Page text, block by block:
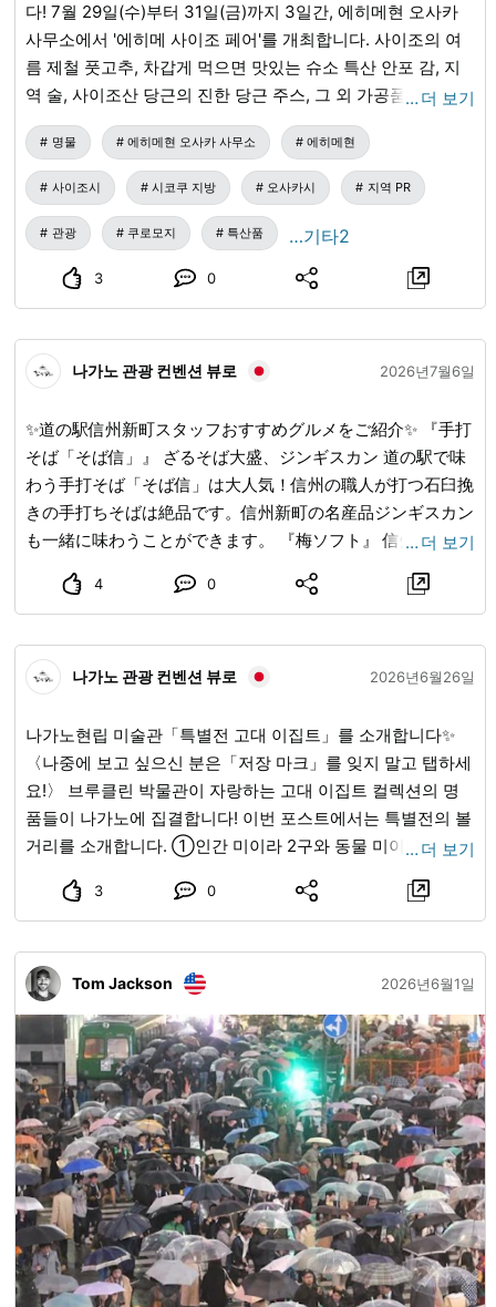
다! 7월 29일(수)부터 31일(금)까지 3일간, 에히메현 오사카
사무소에서 '에히메 사이조 페어'를 개최합니다. 사이조의 여
름 제철 풋고추, 차갑게 먹으면 맛있는 슈소 특산 안포 감, 지
역 술, 사이조산 당근의 진한 당근 주스, 그 외 가공품인 사이
조산 제품을 준비했습니다. 관광 안내도 함께, 많은 분들이 사
이조시를 방문하실 수 있도록 사이조시의 매력을 PR하겠습니
다. 긴키권 근교에 거주하시는 여러분, 꼭 들러주세요! 【에히
메 사이조시 페어】 ・개최 기간 2026년 7월 29일(수) ~ 31
일(금) 9시 00분 ~ 18시 00분 ※마지막 날인 7월 31일(금)은
550-0002 오사카시 니시 구에도보리 1-9-1 히고바시 센터 빌
사이조 페어 전단지 이미지 2, 3. 작년 모습
… 더 보기
명물 에히메현 오사카 사무소 에히메현
사이조시 시코쿠 지방 오사카시 지역 PR
관광 쿠로모지 특산품 …기타2
3 0
나가노 관광 컨벤션 뷰로 2026년7월6일
✨道の駅信州新町スタッフおすすめグルメをご紹介✨ 『手打
そば「そば信」』 ざるそば大盛、ジンギスカン 道の駅で味
わう手打そば「そば信」は大人気！信州の職人が打つ石臼挽
きの手打ちそばは絶品です。信州新町の名産品ジンギスカン
も一緒に味わうことができます。 『梅ソフト』 信州新町道
用し、やさしい甘酸っぱさが、暑い季節にぴったり。ドライ
新町の梅を一度冷凍することで旨味を凝縮させ、純米吟醸酒
で仕込んだ梅酒です。300mlと小振りなサイズでお土産にお
える、地元で愛される矢嶋製パン。店頭には美味しそうなパ
ンがずらりと並びます。旅の途中の朝食やおやつ、お土産に
もぴったりの一品です。 『直売所 旬の農産物』 州新町道の
駅の直売所には、地元で大切に育てられた旬の農産物が並び
ます。季節ならではの新鮮な味わいは、旅の思い出やご自宅
町』 @michinoeki_shinmachi 【住所】長野市信州新町水内
4619 【電話番号】026-262-2228 【営業時間】8:30～
17:45 (食堂L.O16:30時迄) #道の駅 #道の駅グルメ #道の駅
信州新町 #長野市 #長野観光
… 더 보기
4 0
나가노 관광 컨벤션 뷰로 2026년6월26일
나가노현립 미술관「특별전 고대 이집트」를 소개합니다✨
〈나중에 보고 싶으신 분은「저장 마크」를 잊지 말고 탭하세
요!〉 브루클린 박물관이 자랑하는 고대 이집트 컬렉션의 명
품들이 나가노에 집결합니다! 이번 포스트에서는 특별전의 볼
거리를 소개합니다. ①인간 미이라 2구와 동물 미이라도! 미
에 대한 관점을 탐구합니다. 인간과 동물의 미이라를 비롯하
여, 아름다운 부장품과 장례를 위한 도구, 신들의 모습을 나타
낸 레리프 등의 장례 의식에 관한 작품을 소개합니다. ②신비
에 싸인 파라오 3000년의 왕조사를 통해 활약한 12명의 왕과
관련된 작품을 소개하며, 왕의 모습과 왕조의 변천사를 살펴
봅니다. ③고대 이집트인의 일상 생활 주거 환경, 식생활, 직
업 문제, 외모, 출산 및 육아 등에도 주목하여 현대 생활과 연
결되는 친근한 수수께끼를 파헤칩니다. ④음성 가이드는 2종
류 「특별판」의 내레이터는 키쿠치 후마 씨입니다! 고대 이
집트의 수수께끼를 키쿠치 씨와 함께 탐구해보는 것은 어떨까
요? 「통상판」에서는 일본 TV 아나운서 추이오카 요시도 씨
가 쉽게 설명합니다. ⑤PEANUTS와의 콜라보 굿즈 스누피와
친구들이 발굴 조사를 하고 있는 귀여운 디자인! 머그컵이나
토트백 등, 일상에서 사용할 수 있는 아이템도 많이 준비되어
있습니다! ⑥매력적인 오리지널 굿즈 매력적인 오리지널 굿
… 더 보기
3 0
Tom Jackson 2026년6월1일